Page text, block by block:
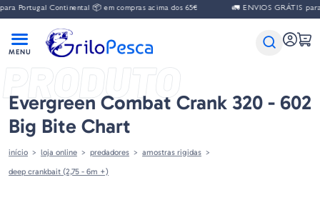
Portugal Continental 📦 em compras acima dos 65€ 🚛 ENVIOS GRÁTIS
PRODUTO
Evergreen Combat Crank 320 - 602
Big Bite Chart
início loja online predadores
amostras rigidas
deep crankbait (2,75 - 6m +)